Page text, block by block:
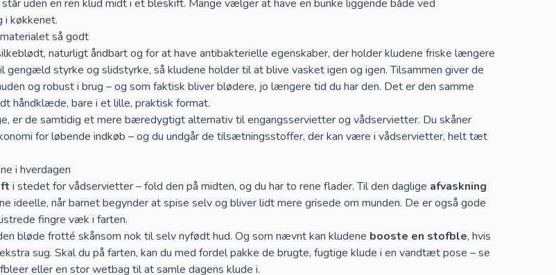
uden en ren klud midt i et bleskift. Mange vælger at have en bunke liggende både ved
køkkenet.
så godt
naturligt åndbart og for at have antibakterielle egenskaber, der holder kludene friske længere
gengæld styrke og slidstyrke, så kludene holder til at blive vasket igen og igen. Tilsammen giver de
og robust i brug – og som faktisk bliver blødere, jo længere tid du har den. Det er den samme
håndklæde, bare i et lille, praktisk format.
er de samtidig et mere bæredygtigt alternativ til engangsservietter og vådservietter. Du skåner
for løbende indkøb – og du undgår de tilsætningsstoffer, der kan være i vådservietter, helt tæt
i hverdagen
i stedet for vådservietter – fold den på midten, og du har to rene flader. Til den daglige afvaskning
ideelle, når barnet begynder at spise selv og bliver lidt mere grisede om munden. De er også gode
fingre væk i farten.
bløde frotté skånsom nok til selv nyfødt hud. Og som nævnt kan kludene booste en stofble, hvis
sug. Skal du på farten, kan du med fordel pakke de brugte, fugtige klude i en vandtæt pose – se
eller en stor wetbag til at samle dagens klude i.